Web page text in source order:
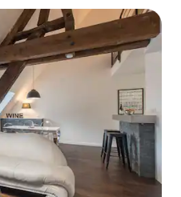
arasında